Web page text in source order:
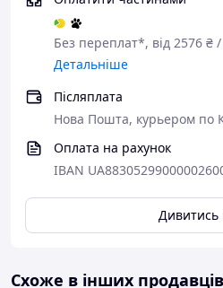
Підійде, якщо потрібен не
виражений елемент інтер’єру.
Без переплат*, від 2576 ₴ /
Детальніше
Післяплата
Нова Пошта, курьером по
Оплата на рахунок
IBAN
Дивитись
Схоже в інших продавців